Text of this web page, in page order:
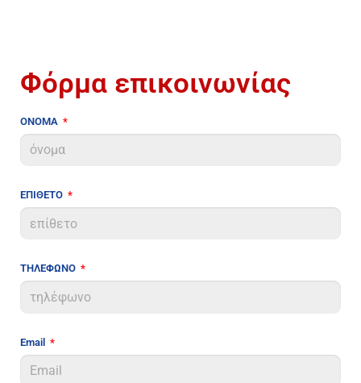
Φόρμα επικοινωνίας
ΟΝΟΜΑ
ΕΠΙΘΕΤΟ
ΤΗΛΕΦΩΝΟ
Email